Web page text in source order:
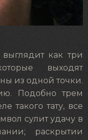
выглядит как три
выходят
из одной точки.
Подобно трем
такого тату, все
сулит удачу в
раскрытии